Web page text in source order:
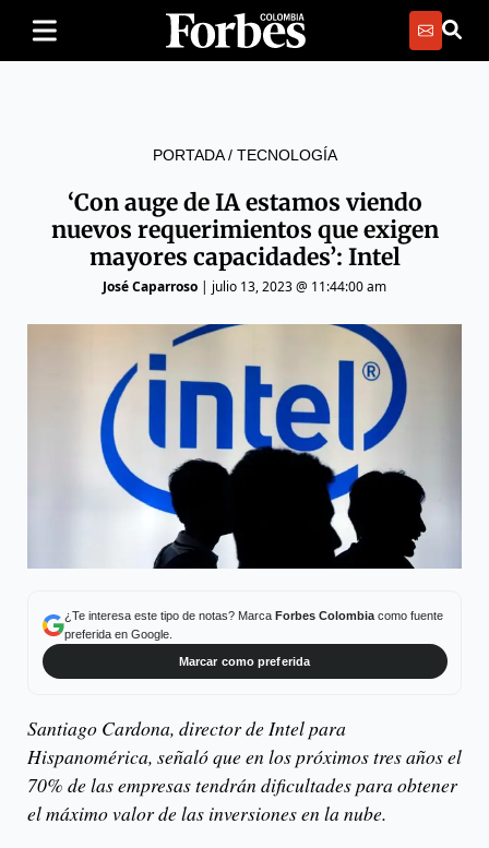
PORTADA/ TECNOLOGÍA
‘Con auge de IA estamos viendo
nuevos requerimientos que exigen
mayores capacidades’: Intel
José Caparroso | julio 13, 2023 @ 11:44:00 am
¿Te interesa este tipo de notas? Marca Forbes Colombiacomo fuente
preferida en Google.
Marcar como preferida
Santiago Cardona, director de Intel para
Hispanomérica, señaló que en los próximos tres años el
70% de las empresas tendrán dificultades para obtener
el máximo valor de las inversiones en la nube.